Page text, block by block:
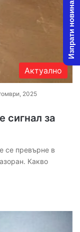
Актуално
2025
сигнал за
се превърне в
Какво
Изпрати новина